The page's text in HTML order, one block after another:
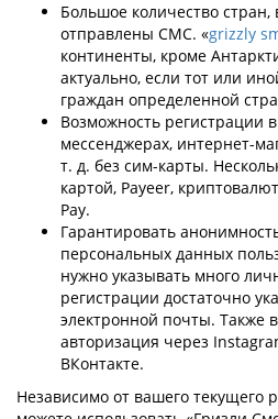
Большое количество стран,
отправлены СМС. «grizzly
континенты, кроме
актуально, если тот или
граждан определенной
Возможность регистрации
мессенджерах, интернет-
т. д. без сим-карты.
картой, Payeer,
Pay.
Гарантировать
персональных данных
нужно указывать много
регистрации достаточно
электронной почты. Также
авторизация через
ВКонтакте.
Независимо от вашего текущего